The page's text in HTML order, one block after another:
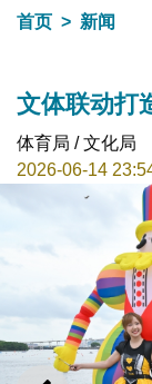
首页
新闻
文体联动打
体育局 / 文化局
2026-06-14